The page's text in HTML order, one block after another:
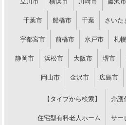
千葉市 船橋市 千葉 さいた
宇都宮市 前橋市 水戸市 札
静岡市 浜松市 大阪市 堺市
岡山市 金沢市 広島市
【タイプから検索】 介護
住宅型有料老人ホーム サー